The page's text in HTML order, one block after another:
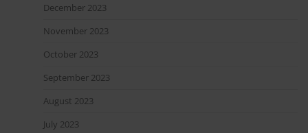
December 2023
November 2023
October 2023
September 2023
August 2023
July 2023